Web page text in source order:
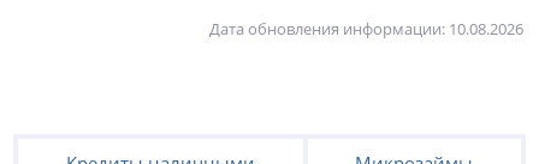
Дата обновления информации: 10.08.2026